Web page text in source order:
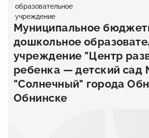
Муниципальное
дошкольное
учреждение "Центр
ребенка — детский сад
"Солнечный" города
Обнинске